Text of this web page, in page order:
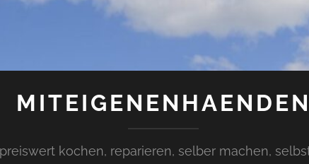
MITEIGENENHAENDEN
kochen, reparieren, selber machen,